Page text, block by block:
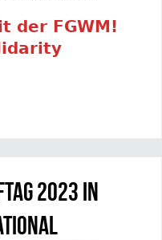
der FGWM!
2023 in